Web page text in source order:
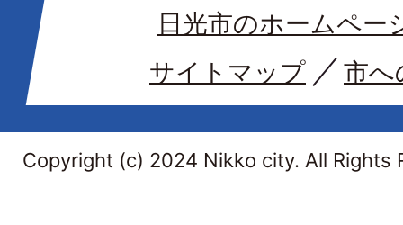
日光市のホームペー
サイトマップ
市へ
Copyright (c) 2024 Nikko city. All Rights